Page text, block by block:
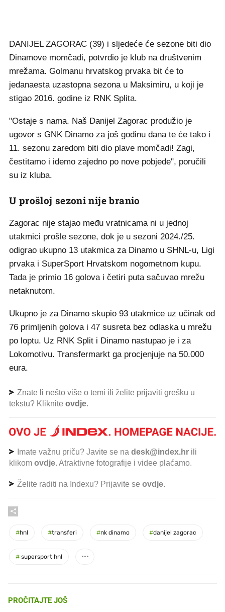
DANIJEL ZAGORAC (39) i sljedeće će sezone biti dio
Dinamove momčadi, potvrdio je klub na društvenim
mrežama. Golmanu hrvatskog prvaka bit će to
jedanaesta uzastopna sezona u Maksimiru, u koji je
stigao 2016. godine iz RNK Splita.
"Ostaje s nama. Naš Danijel Zagorac produžio je
ugovor s GNK Dinamo za još godinu dana te će tako i
11. sezonu zaredom biti dio plave momčadi! Zagi,
čestitamo i idemo zajedno po nove pobjede", poručili
su iz kluba.
U prošloj sezoni nije branio
Zagorac nije stajao među vratnicama ni u jednoj
utakmici prošle sezone, dok je u sezoni 2024./25.
odigrao ukupno 13 utakmica za Dinamo u SHNL-u, Ligi
prvaka i SuperSport Hrvatskom nogometnom kupu.
Tada je primio 16 golova i četiri puta sačuvao mrežu
netaknutom.
Ukupno je za Dinamo skupio 93 utakmice uz učinak od
76 primljenih golova i 47 susreta bez odlaska u mrežu
po loptu. Uz RNK Split i Dinamo nastupao je i za
Lokomotivu. Transfermarkt ga procjenjuje na 50.000
eura.
Znate li nešto više o temi ili želite prijaviti grešku u
tekstu? Kliknite ovdje.
Imate važnu priču? Javite se na desk@index.hr ili
klikom ovdje. Atraktivne fotografije i videe plaćamo.
Želite raditi na Indexu? Prijavite se ovdje.
#hnl #transferi #nk dinamo #danijel zagorac
# supersport hnl
PROČITAJTE JOŠ